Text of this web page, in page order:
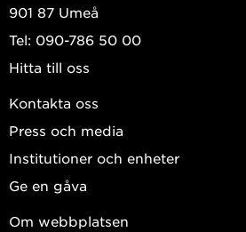
901 87 Umeå
Tel: 090-786 50 00
Hitta till oss
Kontakta oss
Press och media
Institutioner och enheter
Ge en gåva
Om webbplatsen